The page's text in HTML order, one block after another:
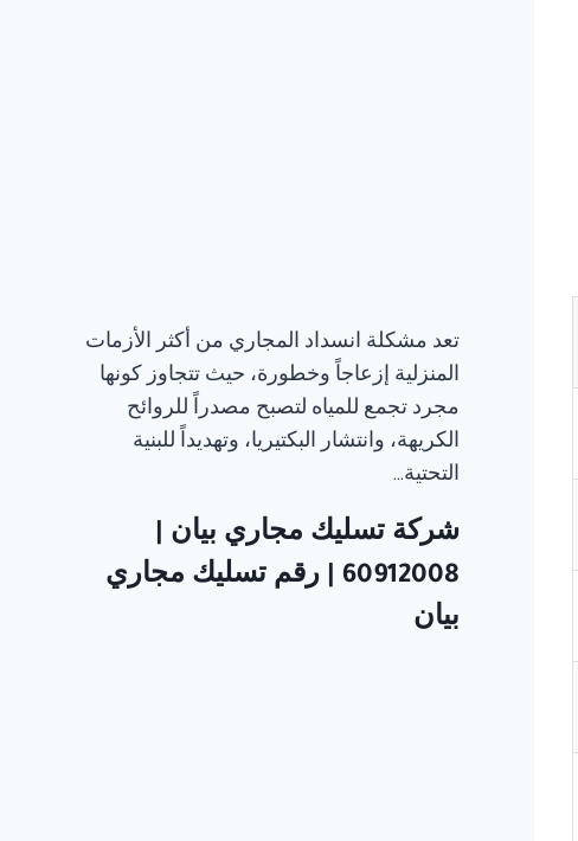
تعد مشكلة انسداد المجاري من أكثر الأزمات
المنزلية إزعاجاً وخطورة، حيث تتجاوز كونها
مجرد تجمع للمياه لتصبح مصدراً للروائح
الكريهة، وانتشار البكتيريا، وتهديداً للبنية
التحتية…
شركة تسليك مجاري بيان |
60912008 | رقم تسليك مجاري
بيان